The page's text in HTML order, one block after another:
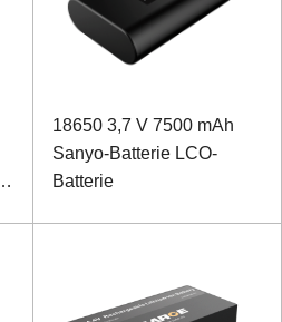
18650 3,7 V 7500 mAh
Sanyo-Batterie LCO-
Batterie